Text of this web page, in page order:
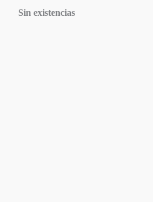
Sin existencias